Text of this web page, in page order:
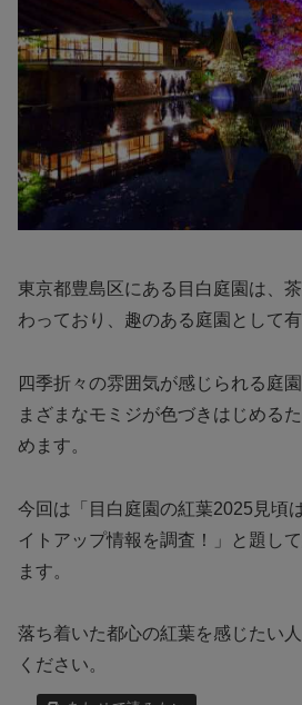
東京都豊島区にある目白庭園は、
わっており、趣のある庭園として有
四季折々の雰囲気が感じられる庭
まざまなモミジが色づきはじめる
めます。
今回は「目白庭園の紅葉2025見頃
イトアップ情報を調査！」と題し
ます。
落ち着いた都心の紅葉を感じたい
ください。